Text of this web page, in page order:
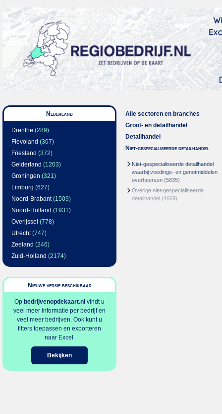
Nederland
Drenthe (289)
Flevoland (307)
Friesland (372)
Gelderland (1203)
Groningen (321)
Limburg (627)
Noord-Brabant(1509)
Noord-Holland (1931)
Overijssel (778)
Utrecht(747)
Zeeland (246)
Zuid-Holland (2174)
Nieuwe versie beschikbaar
Op bedrijvenopdekaart.nl vindt u
veel meer informatie per bedrijf en
veel meer bedrijven. Ook kunt u
filters toepassen en exporteren
naar Excel.
Bekijken
Alle sectoren en branches
Groot- en detailhandel
Detailhandel
Niet-gespecialiseerde detailhandel
Niet-gespecialiseerde detailhandel
waarbij voedings- en genotmiddelen
overheersen (5835)
Overige niet-gespecialiseerde
detailhandel (4669)